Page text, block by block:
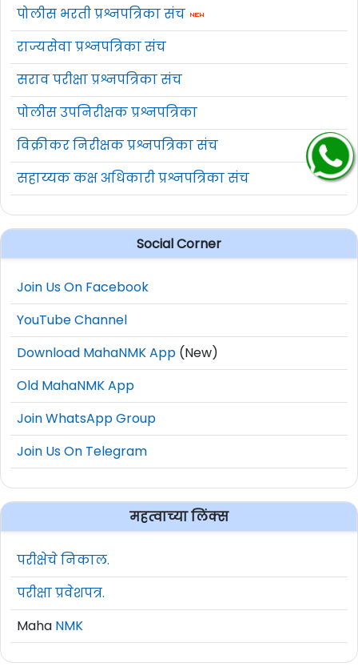
पोलीस भरती प्रश्नपत्रिका संच
राज्यसेवा प्रश्नपत्रिका संच
सराव परीक्षा प्रश्नपत्रिका संच
पोलीस उपनिरीक्षक प्रश्नपत्रिका
विक्रीकर निरीक्षक प्रश्नपत्रिका संच
सहाय्यक कक्ष अधिकारी प्रश्नपत्रिका संच
Social Corner
Join Us On Facebook
YouTube Channel
Download MahaNMK App (New)
Old MahaNMK App
Join WhatsApp Group
Join Us On Telegram
महत्वाच्या लिंक्स
परीक्षेचे निकाल.
परीक्षा प्रवेशपत्र.
Maha NMK